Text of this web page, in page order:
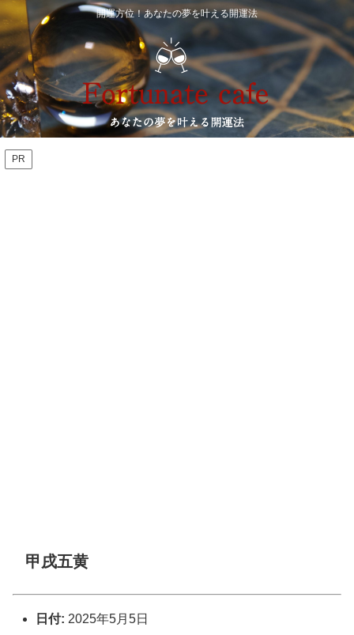
開運方位！あなたの夢を叶える開運法
PR
甲戌五黄
日付: 2025年5月5日